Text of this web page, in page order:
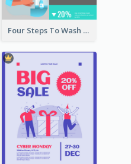
Four Steps To Wash Hands Infographic Poster